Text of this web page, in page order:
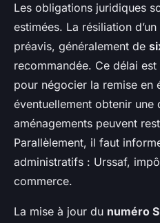
Les obligations juridiques
estimées. La résiliation
préavis, généralement de
recommandée. Ce délai
pour négocier la remise en
éventuellement obtenir une
aménagements peuvent
Parallèlement, il faut
administratifs : Urssaf,
commerce.
La mise à jour du numéro